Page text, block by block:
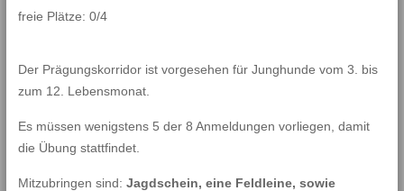
freie Plätze: 0/4
Der Prägungskorridor ist vorgesehen für Junghunde vom 3. bis
zum 12. Lebensmonat.
Es müssen wenigstens 5 der 8 Anmeldungen vorliegen, damit
die Übung stattfindet.
Mitzubringen sind: Jagdschein, eine Feldleine, sowie